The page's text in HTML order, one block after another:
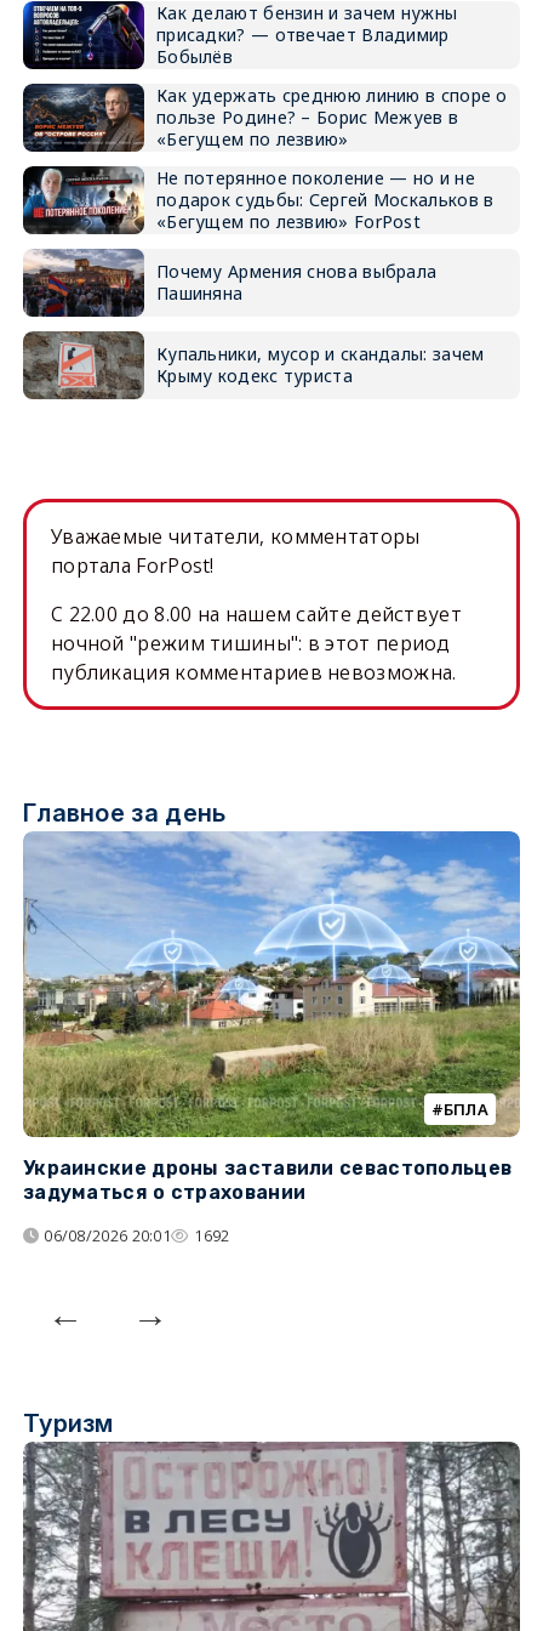
Как делают бензин и зачем нужны
присадки? — отвечает Владимир
Бобылёв
Как удержать среднюю линию в споре о
пользе Родине? – Борис Межуев в
«Бегущем по лезвию»
Не потерянное поколение — но и не
подарок судьбы: Сергей Москальков в
«Бегущем по лезвию» ForPost
Почему Армения снова выбрала
Пашиняна
Купальники, мусор и скандалы: зачем
Крыму кодекс туриста
Уважаемые читатели, комментаторы
портала ForPost!
C 22.00 до 8.00 на нашем сайте действует
ночной "режим тишины": в этот период
публикация комментариев невозможна.
Главное за день
БПЛА
Украинские дроны заставили севастопольцев
задуматься о страховании
06/08/2026 20:01 1692
Туризм